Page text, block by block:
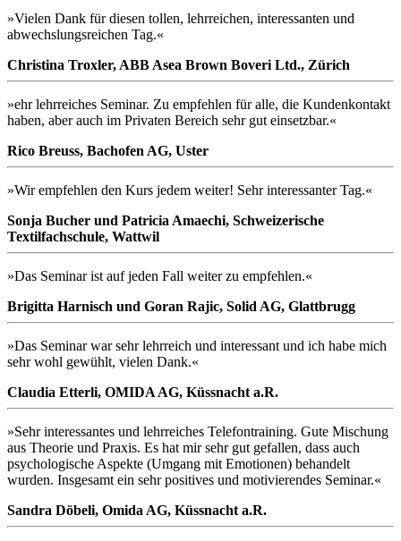
»Vielen Dank für diesen tollen, lehrreichen, interessanten und
abwechslungsreichen Tag.«
Christina Troxler, ABB Asea Brown Boveri Ltd., Zürich
»ehr lehrreiches Seminar. Zu empfehlen für alle, die Kundenkontakt
haben, aber auch im Privaten Bereich sehr gut einsetzbar.«
Rico Breuss, Bachofen AG, Uster
»Wir empfehlen den Kurs jedem weiter! Sehr interessanter Tag.«
Sonja Bucher und Patricia Amaechi, Schweizerische
Textilfachschule, Wattwil
»Das Seminar ist auf jeden Fall weiter zu empfehlen.«
Brigitta Harnisch und Goran Rajic, Solid AG, Glattbrugg
»Das Seminar war sehr lehrreich und interessant und ich habe mich
sehr wohl gewühlt, vielen Dank.«
Claudia Etterli, OMIDA AG, Küssnacht a.R.
»Sehr interessantes und lehrreiches Telefontraining. Gute Mischung
aus Theorie und Praxis. Es hat mir sehr gut gefallen, dass auch
psychologische Aspekte (Umgang mit Emotionen) behandelt
wurden. Insgesamt ein sehr positives und motivierendes Seminar.«
Sandra Döbeli, Omida AG, Küssnacht a.R.